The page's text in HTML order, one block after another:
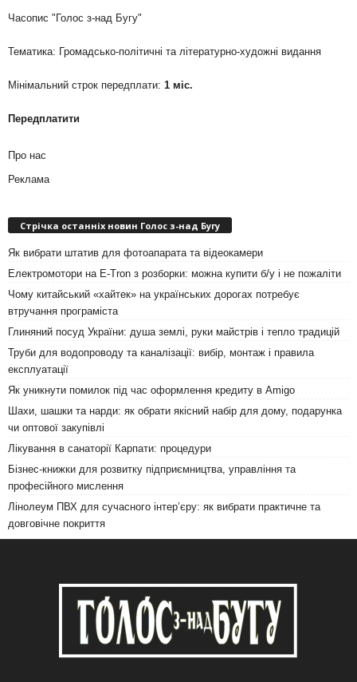
Часопис "Голос з-над Бугу"
Тематика: Громадсько-політичні та літературно-художні видання
Мінімальний строк передплати: 1 міс.
Передплатити
Про нас
Реклама
Стрічка останніх новин Голос з-над Бугу
Як вибрати штатив для фотоапарата та відеокамери
Електромотори на E-Tron з розборки: можна купити б/у і не пожаліти
Чому китайський «хайтек» на українських дорогах потребує
втручання програміста
Глиняний посуд України: душа землі, руки майстрів і тепло традицій
Труби для водопроводу та каналізації: вибір, монтаж і правила
експлуатації
Як уникнути помилок під час оформлення кредиту в Amigo
Шахи, шашки та нарди: як обрати якісний набір для дому, подарунка
чи оптової закупівлі
Лікування в санаторії Карпати: процедури
Бізнес-книжки для розвитку підприємництва, управління та
професійного мислення
Лінолеум ПВХ для сучасного інтер’єру: як вибрати практичне та
довговічне покриття